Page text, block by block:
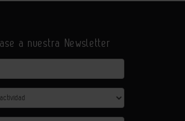
a nuestra Newsletter